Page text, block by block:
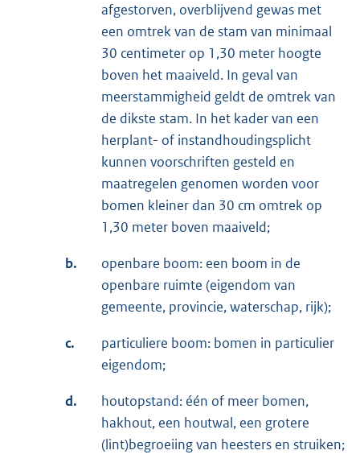
afgestorven, overblijvend gewas met
een omtrek van de stam van minimaal
30 centimeter op 1,30 meter hoogte
boven het maaiveld. In geval van
meerstammigheid geldt de omtrek van
de dikste stam. In het kader van een
herplant- of instandhoudingsplicht
kunnen voorschriften gesteld en
maatregelen genomen worden voor
bomen kleiner dan 30 cm omtrek op
1,30 meter boven maaiveld;
b.
openbare boom: een boom in de
openbare ruimte (eigendom van
gemeente, provincie, waterschap, rijk);
c.
particuliere boom: bomen in particulier
eigendom;
d.
houtopstand: één of meer bomen,
hakhout, een houtwal, een grotere
(lint)begroeiing van heesters en struiken;